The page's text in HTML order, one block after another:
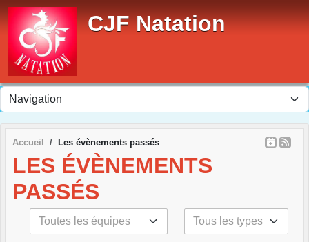
CJF Natation
Accueil Les évènements passés
LES ÉVÈNEMENTS
PASSÉS
Panneau de gestion des cookies